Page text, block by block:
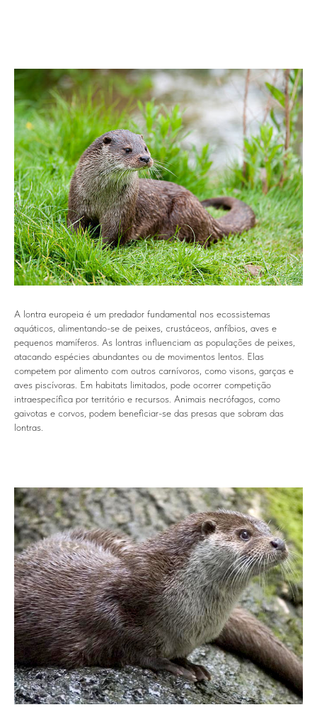
A lontra europeia é um predador fundamental nos ecossistemas
aquáticos, alimentando-se de peixes, crustáceos, anfíbios, aves e
pequenos mamíferos. As lontras influenciam as populações de peixes,
atacando espécies abundantes ou de movimentos lentos. Elas
competem por alimento com outros carnívoros, como visons, garças e
aves piscívoras. Em habitats limitados, pode ocorrer competição
intraespecífica por território e recursos. Animais necrófagos, como
gaivotas e corvos, podem beneficiar-se das presas que sobram das
lontras.